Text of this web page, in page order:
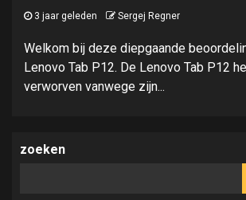
3 jaar geleden Sergej Regner
Welkom bij deze diepgaande
Lenovo Tab P12. De Lenovo Tab P12
verworven vanwege zijn...
zoeken